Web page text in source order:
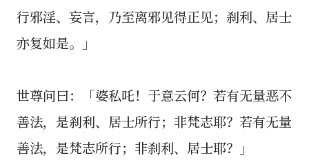
行邪淫、妄言，乃至离邪见得正见；刹利、居士
亦复如是。」
世尊问曰：「婆私吒！于意云何？若有无量恶不
善法，是刹利、居士所行；非梵志耶？若有无量
善法，是梵志所行；非刹利、居士耶？」